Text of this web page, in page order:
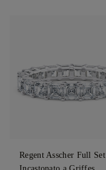
Regent Asscher Full Set